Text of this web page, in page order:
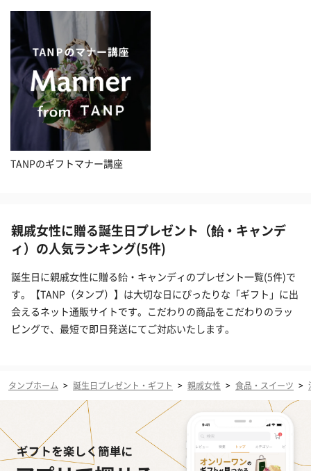
TANPのギフトマナー講座
親戚女性に贈る誕生日プレゼント（飴・キャンデ
ィ）の人気ランキング(5件)
誕生日に親戚女性に贈る飴・キャンディのプレゼント一覧(5件)で
す。【TANP（タンプ）】は大切な日にぴったりな「ギフト」に出
会えるネット通販サイトです。こだわりの商品をこだわりのラッ
ピングで、最短で即日発送にてご対応いたします。
タンプホーム > 誕生日プレゼント・ギフト > 親戚女性 > 食品・スイーツ >